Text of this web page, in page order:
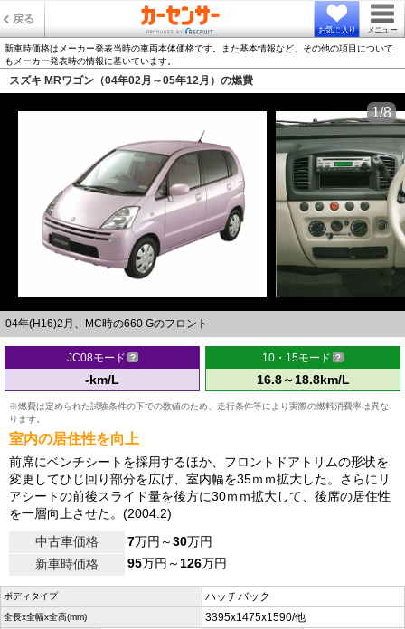
戻る
お気に入り メニュー
新車時価格はメーカー発表当時の車両本体価格です。また基本情報など、その他の項目について
もメーカー発表時の情報に基いています。
スズキ MRワゴン（04年02月～05年12月）の燃費
04年(H16)2月、MC時の660 Gのフロント
1/8
JC08モード
-km/L
10・15モード
16.8～18.8km/L
※燃費は定められた試験条件の下での数値のため、走行条件等により実際の燃料消費率は異な
ります。
室内の居住性を向上
前席にベンチシートを採用するほか、フロントドアトリムの形状を
変更してひじ回り部分を広げ、室内幅を35ｍｍ拡大した。さらにリ
アシートの前後スライド量を後方に30ｍｍ拡大して、後席の居住性
を一層向上させた。(2004.2)
中古車価格
7万円～30万円
新車時価格
95万円～126万円
ボディタイプ ハッチバック
全長x全幅x全高(mm) 3395x1475x1590/他